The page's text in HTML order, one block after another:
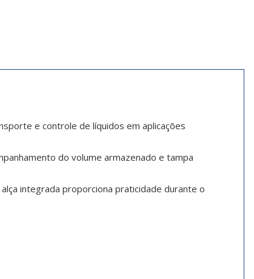
e controle de líquidos em aplicações
do volume armazenado e tampa
integrada proporciona praticidade durante o